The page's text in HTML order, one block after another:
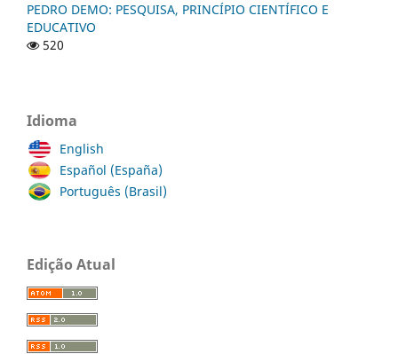
PEDRO DEMO: PESQUISA, PRINCÍPIO CIENTÍFICO E
EDUCATIVO
520
Idioma
English
Español (España)
Português (Brasil)
Edição Atual